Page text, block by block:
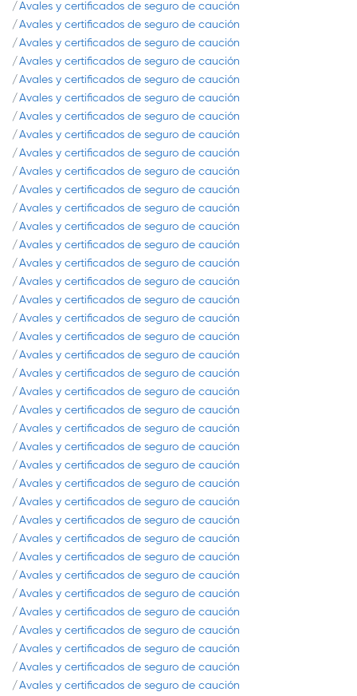
Avales y certificados de seguro de caución
Avales y certificados de seguro de caución
Avales y certificados de seguro de caución
Avales y certificados de seguro de caución
Avales y certificados de seguro de caución
Avales y certificados de seguro de caución
Avales y certificados de seguro de caución
Avales y certificados de seguro de caución
Avales y certificados de seguro de caución
Avales y certificados de seguro de caución
Avales y certificados de seguro de caución
Avales y certificados de seguro de caución
Avales y certificados de seguro de caución
Avales y certificados de seguro de caución
Avales y certificados de seguro de caución
Avales y certificados de seguro de caución
Avales y certificados de seguro de caución
Avales y certificados de seguro de caución
Avales y certificados de seguro de caución
Avales y certificados de seguro de caución
Avales y certificados de seguro de caución
Avales y certificados de seguro de caución
Avales y certificados de seguro de caución
Avales y certificados de seguro de caución
Avales y certificados de seguro de caución
Avales y certificados de seguro de caución
Avales y certificados de seguro de caución
Avales y certificados de seguro de caución
Avales y certificados de seguro de caución
Avales y certificados de seguro de caución
Avales y certificados de seguro de caución
Avales y certificados de seguro de caución
Avales y certificados de seguro de caución
Avales y certificados de seguro de caución
Avales y certificados de seguro de caución
Avales y certificados de seguro de caución
Avales y certificados de seguro de caución
Avales y certificados de seguro de caución